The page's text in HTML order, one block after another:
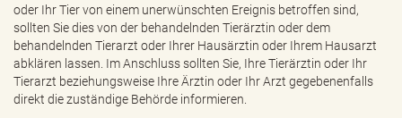
oder Ihr Tier von einem unerwünschten Ereignis betroffen sind,
sollten Sie dies von der behandelnden Tierärztin oder dem
behandelnden Tierarzt oder Ihrer Hausärztin oder Ihrem Hausarzt
abklären lassen. Im Anschluss sollten Sie, Ihre Tierärztin oder Ihr
Tierarzt beziehungsweise Ihre Ärztin oder Ihr Arzt gegebenenfalls
direkt die zuständige Behörde informieren.